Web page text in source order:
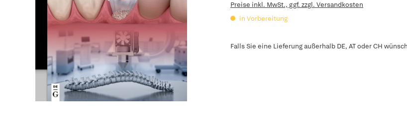
Preise inkl. MwSt., ggf. zzgl. Versandkosten
in Vorbereitung
Falls Sie eine Lieferung außerhalb DE, AT oder CH